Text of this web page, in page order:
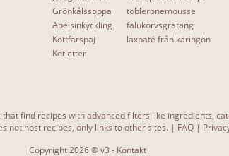
Grönkålssoppa
Apelsinkyckling
Köttfärspaj
Kotletter
tobleronemousse
falukorvsgratäng
laxpaté från käringön
find recipes with advanced filters like ingredients,
not host recipes, only links to other sites. | FAQ |
Copyright 2026 ® v3 - Kontakt